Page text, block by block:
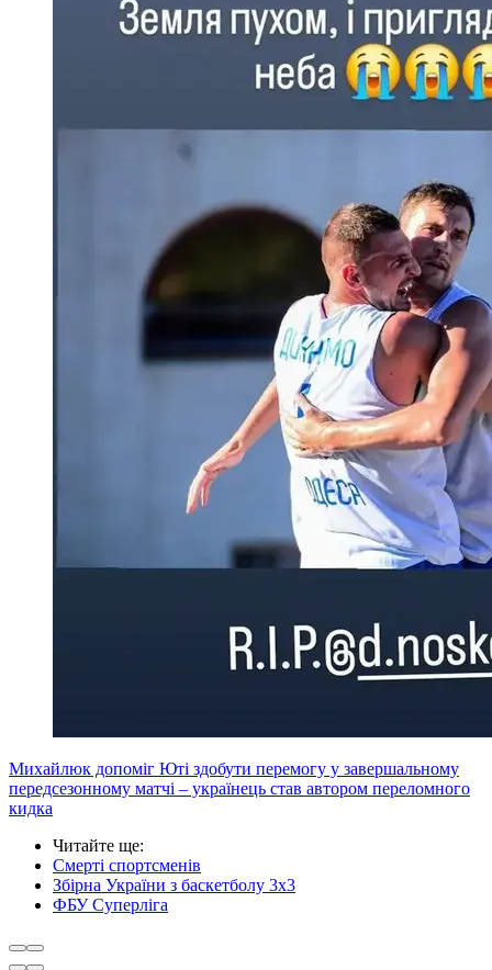
Михайлюк допоміг Юті здобути перемогу у завершальному
передсезонному матчі – українець став автором переломного
кидка
Читайте ще:
Смерті спортсменів
Збірна України з баскетболу 3х3
ФБУ Суперліга